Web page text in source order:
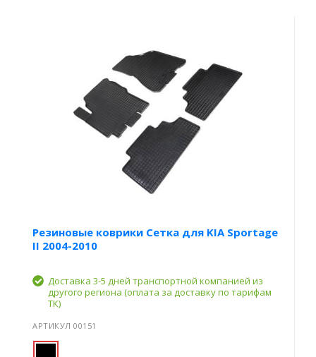
Резиновые коврики Сетка для KIA Sportage
II 2004-2010
Доставка 3-5 дней транспортной компанией из
другого региона (оплата за доставку по тарифам
ТК)
АРТИКУЛ 00151